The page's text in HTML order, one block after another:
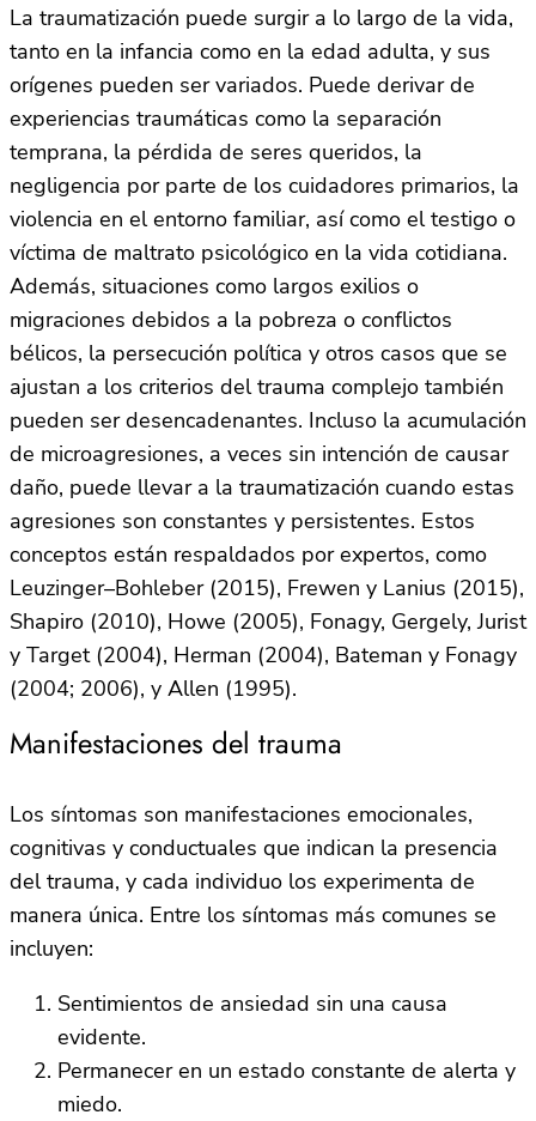
La traumatización puede surgir a lo largo de la vida,
tanto en la infancia como en la edad adulta, y sus
orígenes pueden ser variados. Puede derivar de
experiencias traumáticas como la separación
temprana, la pérdida de seres queridos, la
negligencia por parte de los cuidadores primarios, la
violencia en el entorno familiar, así como el testigo o
víctima de maltrato psicológico en la vida cotidiana.
Además, situaciones como largos exilios o
migraciones debidos a la pobreza o conflictos
bélicos, la persecución política y otros casos que se
ajustan a los criterios del trauma complejo también
pueden ser desencadenantes. Incluso la acumulación
de microagresiones, a veces sin intención de causar
daño, puede llevar a la traumatización cuando estas
agresiones son constantes y persistentes. Estos
conceptos están respaldados por expertos, como
Leuzinger–Bohleber (2015), Frewen y Lanius (2015),
Shapiro (2010), Howe (2005), Fonagy, Gergely, Jurist
y Target (2004), Herman (2004), Bateman y Fonagy
(2004; 2006), y Allen (1995).
Manifestaciones del trauma
Los síntomas son manifestaciones emocionales,
cognitivas y conductuales que indican la presencia
del trauma, y cada individuo los experimenta de
manera única. Entre los síntomas más comunes se
incluyen:
Sentimientos de ansiedad sin una causa
evidente.
Permanecer en un estado constante de alerta y
miedo.